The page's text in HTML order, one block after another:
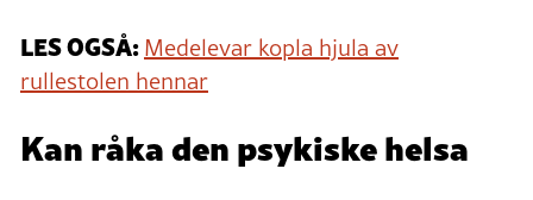
LES OGSÅ:Medelevar kopla hjula av
rullestolen hennar
Kan råka den psykiske helsa